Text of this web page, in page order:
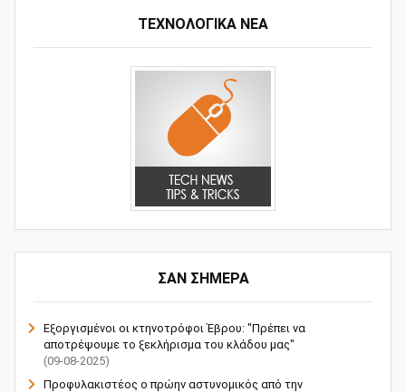
ΤΕΧΝΟΛΟΓΙΚΑ ΝΕΑ
ΣΑΝ ΣΗΜΕΡΑ
Εξοργισμένοι οι κτηνοτρόφοι Έβρου: "Πρέπει να
αποτρέψουμε το ξεκλήρισμα του κλάδου μας"
(09-08-2025)
Προφυλακιστέος ο πρώην αστυνομικός από την